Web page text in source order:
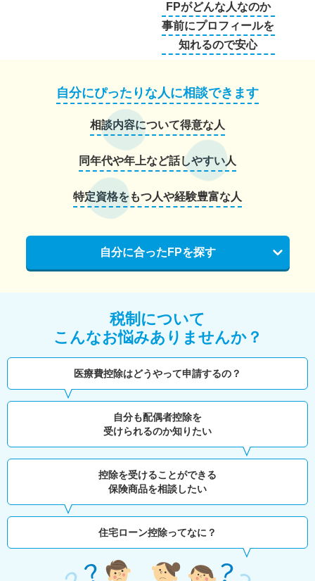
FPがどんな人なのか
事前にプロフィールを
知れるので安心
自分にぴったりな人に相談できます
相談内容について得意な人
同年代や年上など話しやすい人
特定資格をもつ人や経験豊富な人
自分に合ったFPを探す
税制について
こんなお悩みありませんか？
医療費控除はどうやって申請するの？
自分も配偶者控除を
受けられるのか知りたい
控除を受けることができる
保険商品を相談したい
住宅ローン控除ってなに？